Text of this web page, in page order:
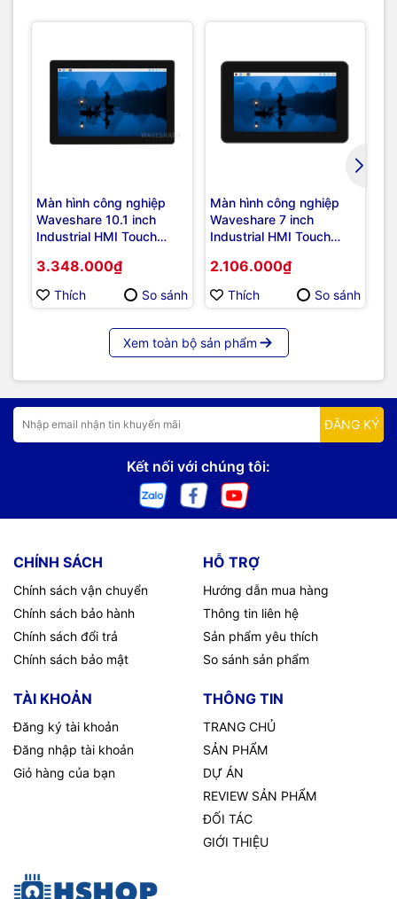
Màn hình công nghiệp
Waveshare 10.1 inch
Industrial HMI Touch
3.348.000₫
Thích So sánh
Màn hình công nghiệp
Waveshare 7 inch
Industrial HMI Touch
2.106.000₫
Thích So sánh
Xem toàn bộ sản phẩm
ĐĂNG KÝ
Kết nối với chúng tôi:
CHÍNH SÁCH
Chính sách vận chuyển
Chính sách bảo hành
Chính sách đổi trả
Chính sách bảo mật
HỖ TRỢ
Hướng dẫn mua hàng
Thông tin liên hệ
Sản phẩm yêu thích
So sánh sản phẩm
TÀI KHOẢN
Đăng ký tài khoản
Đăng nhập tài khoản
Giỏ hàng của bạn
THÔNG TIN
TRANG CHỦ
SẢN PHẨM
DỰ ÁN
REVIEW SẢN PHẨM
ĐỐI TÁC
GIỚI THIỆU